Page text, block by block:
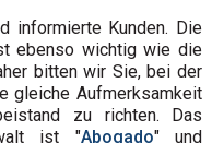
informierte Kunden. Die
ebenso wichtig wie die
bitten wir Sie, bei der
gleiche Aufmerksamkeit
zu richten. Das
ist "Abogado" und